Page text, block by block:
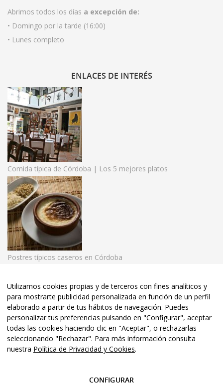
Abrimos todos los días a excepción de:
• Domingo por la tarde (16:00)
• Lunes completo
ENLACES DE INTERÉS
Comida típica de Córdoba | Los 5 mejores platos
Postres típicos caseros en Córdoba
© 2020 El Rincón de las Beatillas. | Tel: 957 48 33 36• Córdoba
•
Aviso Legal• Política de Privacidad• Diseño y Posicionamiento
Web
Utilizamos cookies propias y de terceros con fines analíticos y
para mostrarte publicidad personalizada en función de un perfil
elaborado a partir de tus hábitos de navegación. Puedes
personalizar tus preferencias pulsando en "Configurar", aceptar
todas las cookies haciendo clic en "Aceptar", o rechazarlas
seleccionando "Rechazar". Para más información consulta
nuestra Política de Privacidad y Cookies.
CONFIGURAR
Aviso Legal